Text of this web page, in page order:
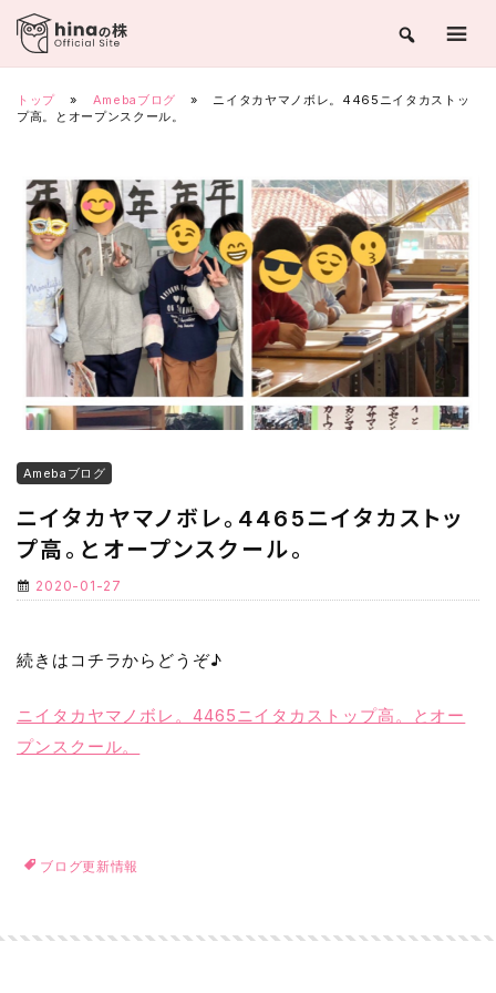
Skip
content
トップ » Amebaブログ »
ニイタカヤマノボレ。4465ニイタカストッ
プ高。とオープンスクール。
Amebaブログ
ニイタカヤマノボレ。4465ニイタカストッ
プ高。とオープンスクール。
2020-01-27
続きはコチラからどうぞ♪
ニイタカヤマノボレ。4465ニイタカストップ高。とオー
プンスクール。
ブログ更新情報